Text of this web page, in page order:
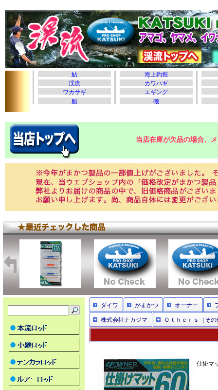
当店在庫が欠品の場合、
ダイワ がまかつ オーナー
株式会社ナカジマ Ｏｔｈｅｒｓ（その
仕掛マ